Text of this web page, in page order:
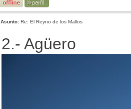
Asunto: Re: El Reyno de los Mallos
2.- Agüero